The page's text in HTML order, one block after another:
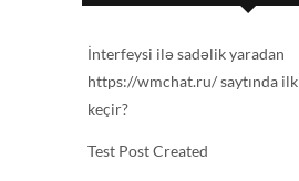
İnterfeysi ilə sadəlik yaradan
https://wmchat.ru/ saytında ilk
keçir?
Test Post Created